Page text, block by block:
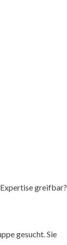
greifbar?
gesucht. Sie